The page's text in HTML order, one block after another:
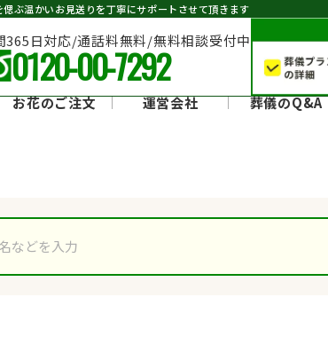
偲ぶ温かいお見送りを丁寧にサポートさせて頂きます
365日対応/通話料無料/無料相談受付中
0120-00-7292
お花のご注文 運営会社 葬儀のQ&A
ート レビュー
ート レビュー